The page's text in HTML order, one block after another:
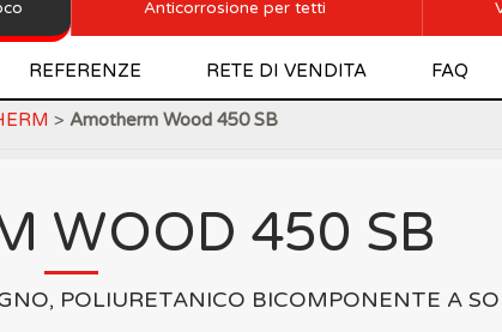
REFERENZE RETE DI VENDITA FAQ
Anticorrosione per tetti
> Amotherm Wood 450 SB
WOOD 450 SB
POLIURETANICO BICOMPONENTE A